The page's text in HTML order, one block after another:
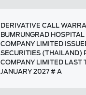
DERIVATIVE CALL
BUMRUNGRAD
COMPANY LIMITED
SECURITIES (THAILAND)
COMPANY LIMITED LAST
JANUARY 2027 # A